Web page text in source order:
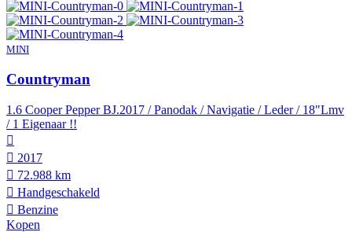
MINI
Countryman
1.6 Cooper Pepper BJ.2017 / Panodak / Navigatie / Leder / 18"Lmv
/ 1 Eigenaar !!
2017
72.988 km
Hand­geschakeld
Benzine
Kopen